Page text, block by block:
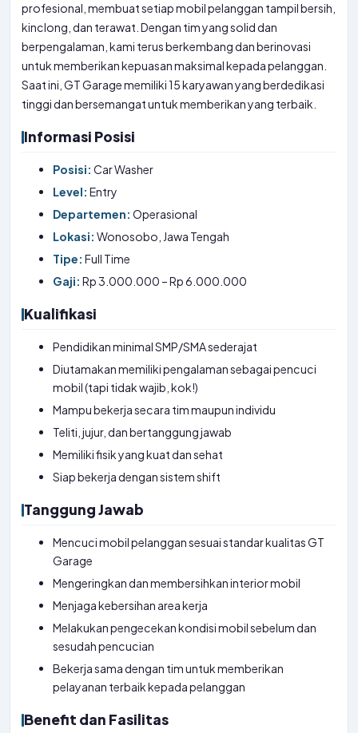
profesional, membuat setiap mobil pelanggan tampil bersih,
kinclong, dan terawat. Dengan tim yang solid dan
berpengalaman, kami terus berkembang dan berinovasi
untuk memberikan kepuasan maksimal kepada pelanggan.
Saat ini, GT Garage memiliki 15 karyawan yang berdedikasi
tinggi dan bersemangat untuk memberikan yang terbaik.
Informasi Posisi
Posisi: Car Washer
Level: Entry
Departemen: Operasional
Lokasi: Wonosobo, Jawa Tengah
Tipe: Full Time
Gaji: Rp 3.000.000 – Rp 6.000.000
Kualifikasi
Pendidikan minimal SMP/SMA sederajat
Diutamakan memiliki pengalaman sebagai pencuci
mobil (tapi tidak wajib, kok!)
Mampu bekerja secara tim maupun individu
Teliti, jujur, dan bertanggung jawab
Memiliki fisik yang kuat dan sehat
Siap bekerja dengan sistem shift
Tanggung Jawab
Mencuci mobil pelanggan sesuai standar kualitas GT
Garage
Mengeringkan dan membersihkan interior mobil
Menjaga kebersihan area kerja
Melakukan pengecekan kondisi mobil sebelum dan
sesudah pencucian
Bekerja sama dengan tim untuk memberikan
pelayanan terbaik kepada pelanggan
Benefit dan Fasilitas